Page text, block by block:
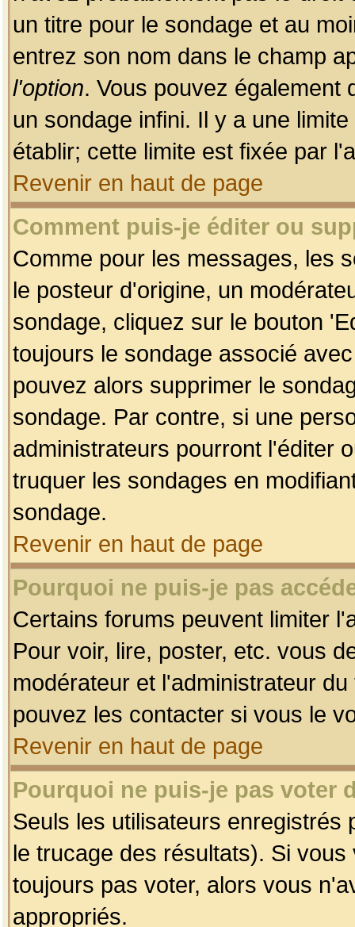
un titre pour le sondage et au
entrez son nom dans le champ
l'option. Vous pouvez également
un sondage infini. Il y a une
établir; cette limite est fixée par
Revenir en haut de page
Comment puis-je éditer ou
Comme pour les messages, les
le posteur d'origine, un
sondage, cliquez sur le bouton
toujours le sondage associé
pouvez alors supprimer le
sondage. Par contre, si une
administrateurs pourront l'éditer
truquer les sondages en
sondage.
Revenir en haut de page
Pourquoi ne puis-je pas
Certains forums peuvent limiter
Pour voir, lire, poster, etc. vous
modérateur et l'administrateur
pouvez les contacter si vous le
Revenir en haut de page
Pourquoi ne puis-je pas voter
Seuls les utilisateurs enregistrés
le trucage des résultats). Si
toujours pas voter, alors vous
appropriés.